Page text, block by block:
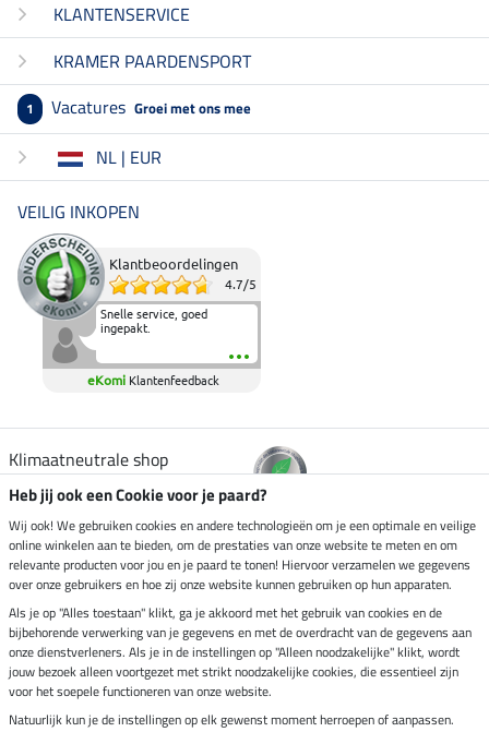
KLANTENSERVICE
KRAMER PAARDENSPORT
1 Vacatures Groei met ons mee
NL | EUR
VEILIG INKOPEN
Klantbeoordelingen
4.7/5
Snelle service, goed
ingepakt.
eKomi Klantenfeedback
Klimaatneutrale shop
Verzending per
Veilig betalen met
Impressum
Heb jij ook een Cookie voor je paard?
Wij ook! We gebruiken cookies en andere technologieën om je een optimale en veilige
online winkelen aan te bieden, om de prestaties van onze website te meten en om
relevante producten voor jou en je paard te tonen! Hiervoor verzamelen we gegevens
over onze gebruikers en hoe zij onze website kunnen gebruiken op hun apparaten.
Als je op "Alles toestaan" klikt, ga je akkoord met het gebruik van cookies en de
bijbehorende verwerking van je gegevens en met de overdracht van de gegevens aan
onze dienstverleners. Als je in de instellingen op "Alleen noodzakelijke" klikt, wordt
jouw bezoek alleen voortgezet met strikt noodzakelijke cookies, die essentieel zijn
voor het soepele functioneren van onze website.
Natuurlijk kun je de instellingen op elk gewenst moment herroepen of aanpassen.